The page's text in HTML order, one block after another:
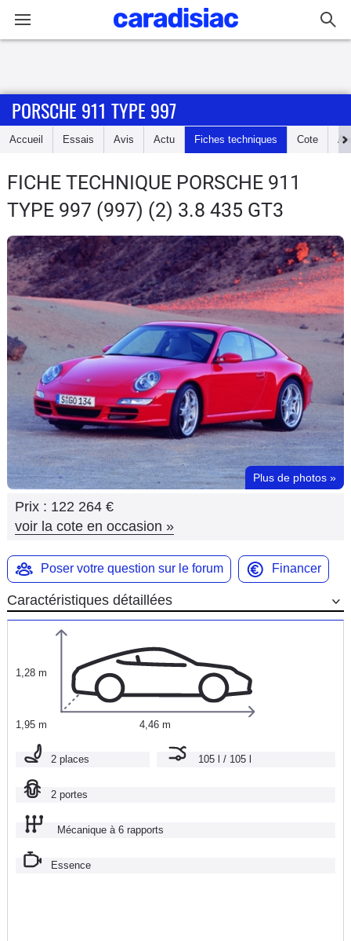
Accueil
Essais
Guide
d'achat
Electriques
Utilitaires
Flottes
Auto
Services
Forum
Moto
Marques
PORSCHE 911 TYPE 997
Accueil Essais Avis Actu Fiches techniques Cote
FICHE TECHNIQUE PORSCHE 911
TYPE 997 (997) (2) 3.8 435 GT3
Plus de photos »
Prix : 122 264 €
voir la cote en occasion »
Poser votre question sur le forum Financer
Caractéristiques détaillées
1,28 m
1,95 m 4,46 m
2 places 105 l / 105 l
2 portes
Mécanique à 6 rapports
Essence